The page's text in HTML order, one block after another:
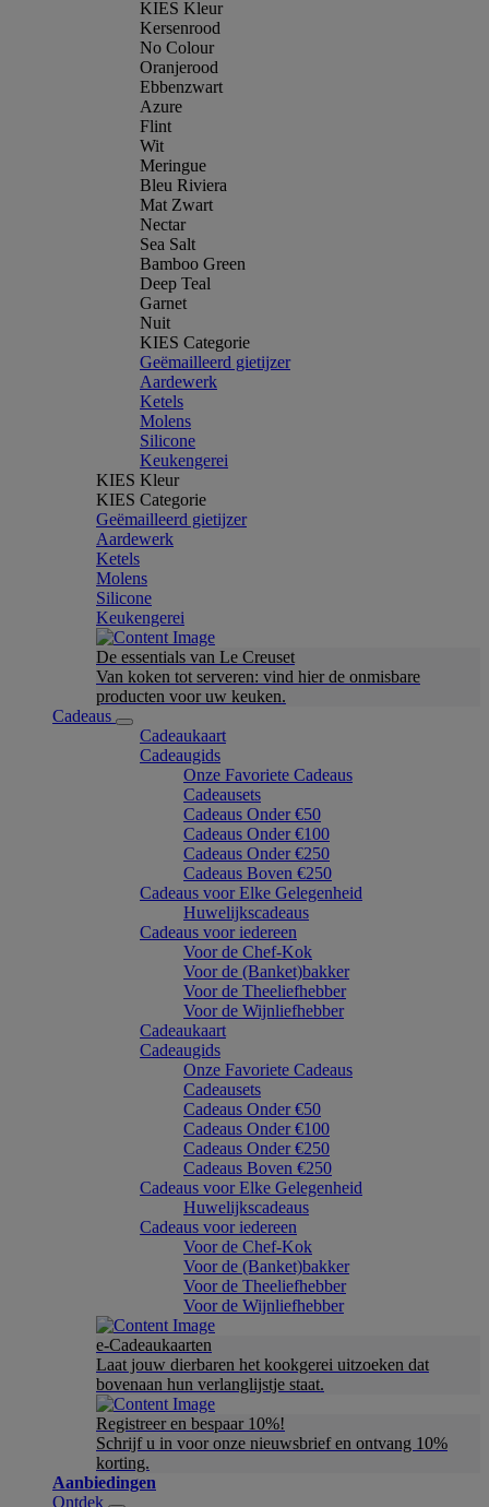
KIES Kleur
Kersenrood
No Colour
Oranjerood
Ebbenzwart
Azure
Flint
Wit
Meringue
Bleu Riviera
Mat Zwart
Nectar
Sea Salt
Bamboo Green
Deep Teal
Garnet
Nuit
KIES Categorie
Geëmailleerd gietijzer
Aardewerk
Ketels
Molens
Silicone
Keukengerei
KIES Kleur
KIES Categorie
Geëmailleerd gietijzer
Aardewerk
Ketels
Molens
Silicone
Keukengerei
De essentials van Le Creuset
Van koken tot serveren: vind hier de onmisbare
producten voor uw keuken.
Cadeaus
Cadeaukaart
Cadeaugids
Onze Favoriete Cadeaus
Cadeausets
Cadeaus Onder €50
Cadeaus Onder €100
Cadeaus Onder €250
Cadeaus Boven €250
Cadeaus voor Elke Gelegenheid
Huwelijkscadeaus
Cadeaus voor iedereen
Voor de Chef-Kok
Voor de (Banket)bakker
Voor de Theeliefhebber
Voor de Wijnliefhebber
Cadeaukaart
Cadeaugids
Onze Favoriete Cadeaus
Cadeausets
Cadeaus Onder €50
Cadeaus Onder €100
Cadeaus Onder €250
Cadeaus Boven €250
Cadeaus voor Elke Gelegenheid
Huwelijkscadeaus
Cadeaus voor iedereen
Voor de Chef-Kok
Voor de (Banket)bakker
Voor de Theeliefhebber
Voor de Wijnliefhebber
e-Cadeaukaarten
Laat jouw dierbaren het kookgerei uitzoeken dat
bovenaan hun verlanglijstje staat.
Registreer en bespaar 10%!
Schrijf u in voor onze nieuwsbrief en ontvang 10%
korting.
Aanbiedingen
Ontdek